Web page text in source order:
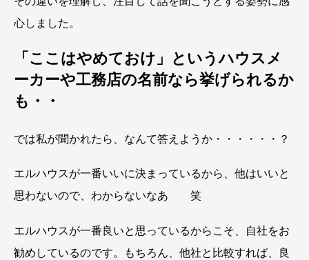
心しました。
「ここはやめておけ」というハウスメ
ーカーや工務店の名前なら挙げられるか
も・・
では私が聞かれたら、なんて答えようか・・・・・・？
エルハウスが一番いいに決まっているから、他はいいと
思わないので、わからないなあ 笑
エルハウスが一番良いと思っているからこそ、自社をお
勧めしているのです。もちろん、他社と比較すれば、良